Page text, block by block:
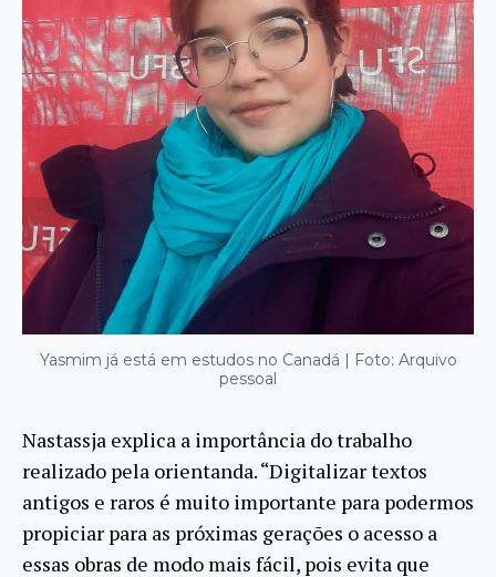
Yasmim já está em estudos no Canadá | Foto: Arquivo
pessoal
Nastassja explica a importância do trabalho
realizado pela orientanda. “Digitalizar textos
antigos e raros é muito importante para podermos
propiciar para as próximas gerações o acesso a
essas obras de modo mais fácil, pois evita que